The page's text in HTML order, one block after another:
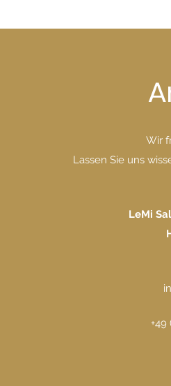
Wir
Lassen Sie uns
LeMi
+49